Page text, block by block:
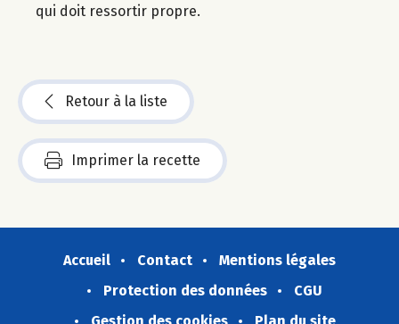
qui doit ressortir propre.
Retour à la liste
Imprimer la recette
Accueil Contact
Mentions légales
Protection des données
CGU